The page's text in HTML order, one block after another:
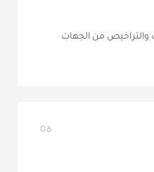
والتراخيص من الجهات
06